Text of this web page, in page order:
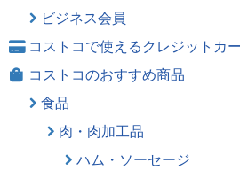
ビジネス会員
コストコで使えるクレジットカ
コストコのおすすめ商品
食品
肉・肉加工品
ハム・ソーセージ